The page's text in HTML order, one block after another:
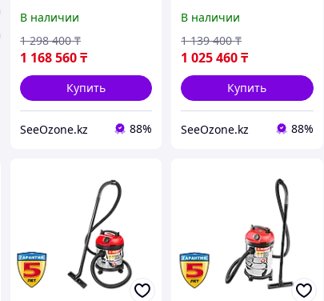
В наличии
1 168 560₸
1 298 400 ₸
Купить
SeeOzone.kz 88%
В наличии
1 025 460₸
1 139 400 ₸
Купить
SeeOzone.kz 88%